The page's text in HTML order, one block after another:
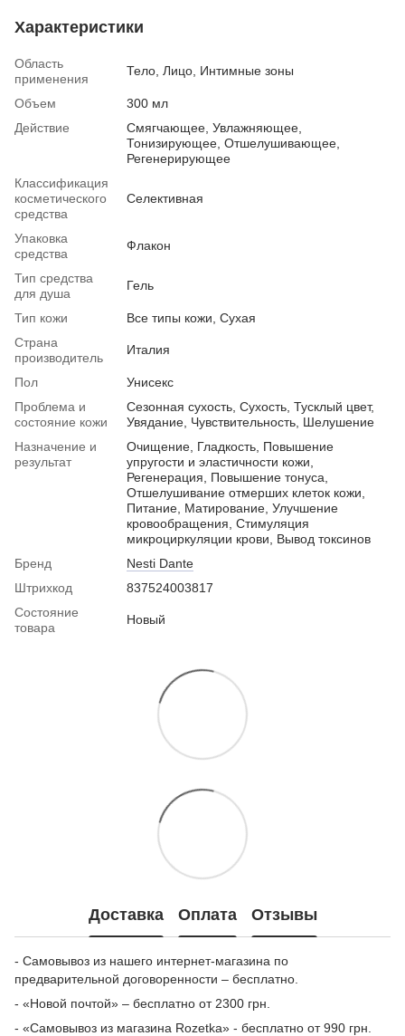
Характеристики
Область
применения
Тело, Лицо, Интимные зоны
Объем
300 мл
Действие
Смягчающее, Увлажняющее,
Тонизирующее, Отшелушивающее,
Регенерирующее
Классификация
косметического
средства
Селективная
Упаковка
средства
Флакон
Тип средства
для душа
Гель
Тип кожи
Все типы кожи, Сухая
Страна
производитель
Италия
Пол
Унисекс
Проблема и
состояние кожи
Сезонная сухость, Сухость, Тусклый цвет,
Увядание, Чувствительность, Шелушение
Назначение и
результат
Очищение, Гладкость, Повышение
упругости и эластичности кожи,
Регенерация, Повышение тонуса,
Отшелушивание отмерших клеток кожи,
Питание, Матирование, Улучшение
кровообращения, Стимуляция
микроциркуляции крови, Вывод токсинов
Бренд
Nesti Dante
Штрихкод
837524003817
Состояние
товара
Новый
Доставка Оплата Отзывы
- Самовывоз из нашего интернет-магазина по
предварительной договоренности – бесплатно.
- «Новой почтой» – бесплатно от 2300 грн.
- «Самовывоз из магазина Rozetka» - бесплатно от 990 грн.